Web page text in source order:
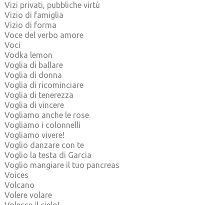
Vizi privati, pubbliche virtù
Vizio di famiglia
Vizio di forma
Voce del verbo amore
Voci
Vodka lemon
Voglia di ballare
Voglia di donna
Voglia di ricominciare
Voglia di tenerezza
Voglia di vincere
Vogliamo anche le rose
Vogliamo i colonnelli
Vogliamo vivere!
Voglio danzare con te
Voglio la testa di Garcia
Voglio mangiare il tuo pancreas
Voices
Volcano
Volere volare